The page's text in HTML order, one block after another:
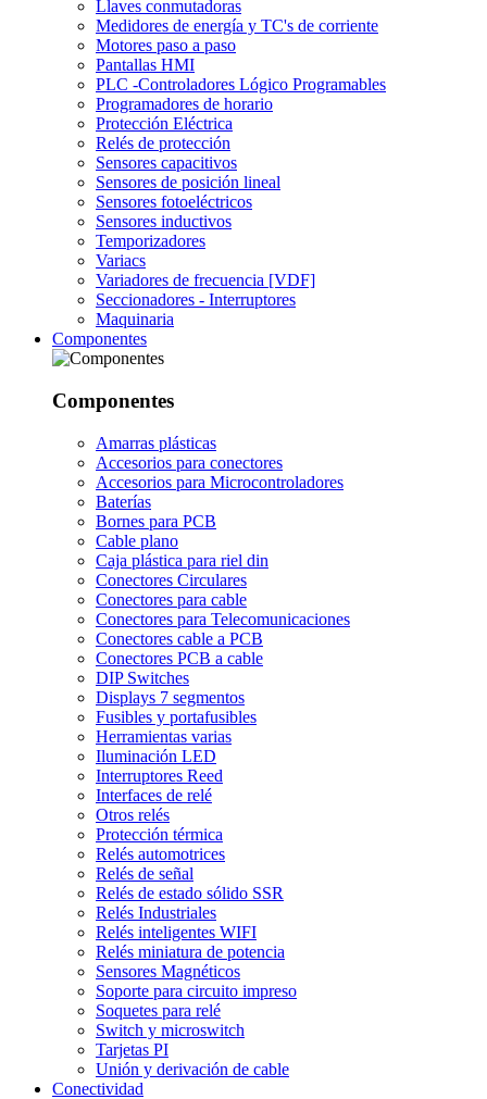
Llaves conmutadoras
Medidores de energía y TC's de corriente
Motores paso a paso
Pantallas HMI
PLC -Controladores Lógico Programables
Programadores de horario
Protección Eléctrica
Relés de protección
Sensores capacitivos
Sensores de posición lineal
Sensores fotoeléctricos
Sensores inductivos
Temporizadores
Variacs
Variadores de frecuencia [VDF]
Seccionadores - Interruptores
Maquinaria
Componentes
Componentes
Amarras plásticas
Accesorios para conectores
Accesorios para Microcontroladores
Baterías
Bornes para PCB
Cable plano
Caja plástica para riel din
Conectores Circulares
Conectores para cable
Conectores para Telecomunicaciones
Conectores cable a PCB
Conectores PCB a cable
DIP Switches
Displays 7 segmentos
Fusibles y portafusibles
Herramientas varias
Iluminación LED
Interruptores Reed
Interfaces de relé
Otros relés
Protección térmica
Relés automotrices
Relés de señal
Relés de estado sólido SSR
Relés Industriales
Relés inteligentes WIFI
Relés miniatura de potencia
Sensores Magnéticos
Soporte para circuito impreso
Soquetes para relé
Switch y microswitch
Tarjetas PI
Unión y derivación de cable
Conectividad